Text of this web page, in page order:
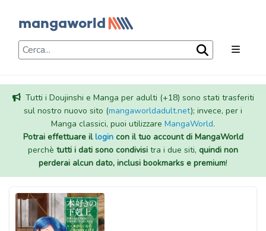
Tutti i Doujinshi e Manga per adulti (+18) sono stati trasferiti
sul nostro nuovo sito (mangaworldadult.net); invece, per i
Manga classici, puoi utilizzare MangaWorld.
Potrai effettuare illogincon il tuo account di MangaWorld
perchè tutti i dati sono condivisi tra i due siti, quindi non
perderai alcun dato, inclusi bookmarks e premium!